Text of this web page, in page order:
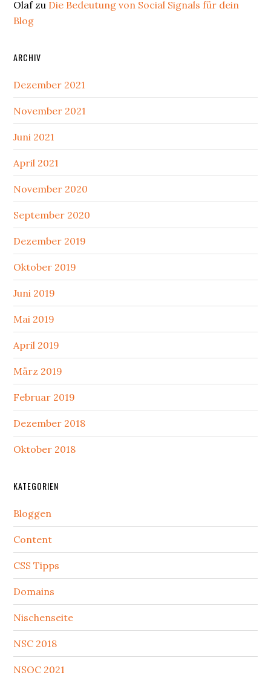
Olafzu Die Bedeutung von Social Signals für dein
Blog
ARCHIV
Dezember 2021
November 2021
Juni 2021
April 2021
November 2020
September 2020
Dezember 2019
Oktober 2019
Juni 2019
Mai 2019
April 2019
März 2019
Februar 2019
Dezember 2018
Oktober 2018
KATEGORIEN
Bloggen
Content
CSS Tipps
Domains
Nischenseite
NSC 2018
NSOC 2021